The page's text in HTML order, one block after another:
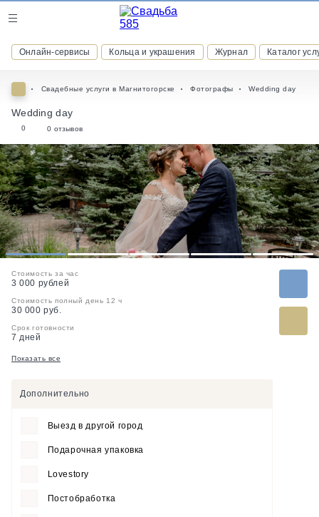
Онлайн-сервисы Кольца и украшения Журнал Каталог
ВСТУПАЙТЕ В КЛУБ ПРИВИЛЕГИЙ
присоединяйтесь к закрытому сообществу и получайте
скидки и бонусы за участие
РЕГИСТРАЦИЯ
Свадебные услуги в Магнитогорске Фотографы Wedding day
Wedding day
0 0 отзывов
1 2 3 4 5
Стоимость за час
3 000 рублей
Стоимость полный день 12 ч
30 000 руб.
Срок готовности
7 дней
Показать все
Дополнительно
Выезд в другой город
Подарочная упаковка
Lovestory
Постобработка